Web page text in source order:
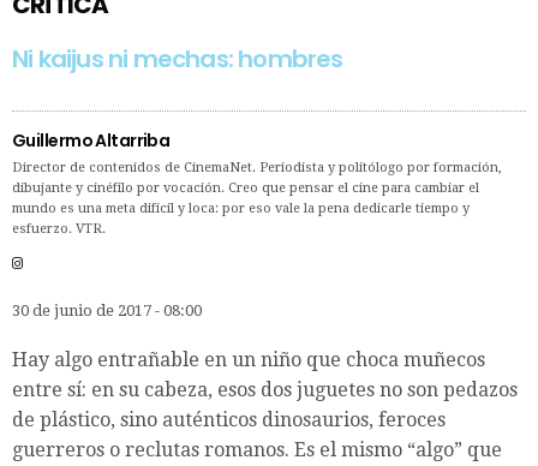
Ni kaijus ni mechas: hombres
Guillermo Altarriba
Director de contenidos de CinemaNet. Periodista y politólogo por formación,
dibujante y cinéfilo por vocación. Creo que pensar el cine para cambiar el
mundo es una meta difícil y loca: por eso vale la pena dedicarle tiempo y
esfuerzo. VTR.
30 de junio de 2017 - 08:00
Hay algo entrañable en un niño que choca muñecos
entre sí: en su cabeza, esos dos juguetes no son pedazos
de plástico, sino auténticos dinosaurios, feroces
guerreros o reclutas romanos. Es el mismo “algo” que